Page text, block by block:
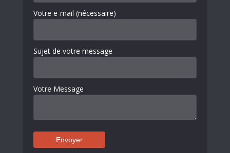
Votre e-mail (nécessaire)
Sujet de votre message
Votre Message